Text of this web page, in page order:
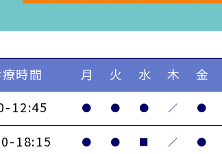
時間 月 火 水 木 金
12:45
● ● ● ／ ●
18:15 ● ● ■ ／ ●